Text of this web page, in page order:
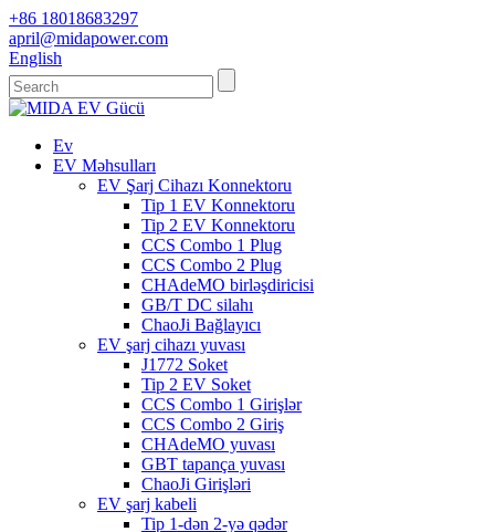
+86 18018683297
april@midapower.com
English
Ev
EV Məhsulları
EV Şarj Cihazı Konnektoru
Tip 1 EV Konnektoru
Tip 2 EV Konnektoru
CCS Combo 1 Plug
CCS Combo 2 Plug
CHAdeMO birləşdiricisi
GB/T DC silahı
ChaoJi Bağlayıcı
EV şarj cihazı yuvası
J1772 Soket
Tip 2 EV Soket
CCS Combo 1 Girişlər
CCS Combo 2 Giriş
CHAdeMO yuvası
GBT tapança yuvası
ChaoJi Girişləri
EV şarj kabeli
Tip 1-dən 2-yə qədər